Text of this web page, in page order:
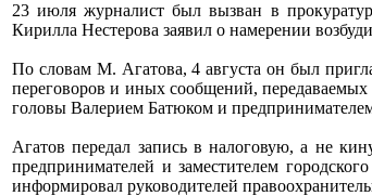
23 июля журналист был вызван в
Кирилла Нестерова заявил о намерении
По словам М. Агатова, 4 августа он был
переговоров и иных сообщений, передаваемых
головы Валерием Батюком и
Агатов передал запись в налоговую, а не
предпринимателей и заместителем
информировал руководителей